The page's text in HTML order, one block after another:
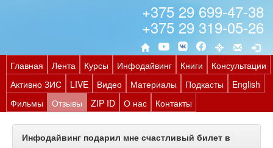
+375 29 699-47-38
+375 29 319-05-26
Главная Лента Курсы Инфодайвинг Книги
Консультации
Активно ЗИС
LIVE Видео Материалы Подкасты
English
Фильмы
Отзывы ZIP ID О нас Контакты
Инфодайвинг подарил мне счастливый билет в